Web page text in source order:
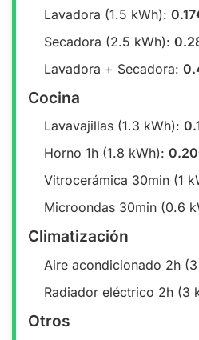
Lavadora (1.5 kWh):
Secadora (2.5 kWh):
Lavadora + Secadora:
Cocina
Lavavajillas (1.3 kWh):
Horno 1h (1.8 kWh):
Vitrocerámica 30min (1
Microondas 30min (0.6
Climatización
Aire acondicionado 2h
Radiador eléctrico 2h (3
Otros